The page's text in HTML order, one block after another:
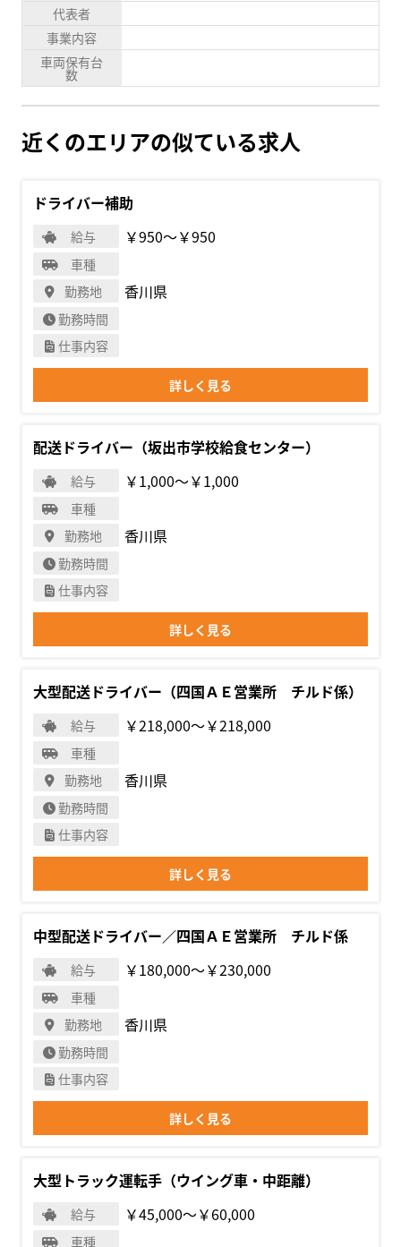
代表者
事業内容
車両保有台
数
近くのエリアの似ている求人
ドライバー補助
給与 ￥950〜￥950
車種
勤務地
香川県
勤務時間
仕事内容
詳しく見る
配送ドライバー（坂出市学校給食センター）
給与 ￥1,000〜￥1,000
車種
勤務地
香川県
勤務時間
仕事内容
詳しく見る
大型配送ドライバー（四国ＡＥ営業所 チルド係）
給与 ￥218,000〜￥218,000
車種
勤務地
香川県
勤務時間
仕事内容
詳しく見る
中型配送ドライバー／四国ＡＥ営業所 チルド係
給与 ￥180,000〜￥230,000
車種
勤務地
香川県
勤務時間
仕事内容
詳しく見る
大型トラック運転手（ウイング車・中距離）
給与 ￥45,000〜￥60,000
車種